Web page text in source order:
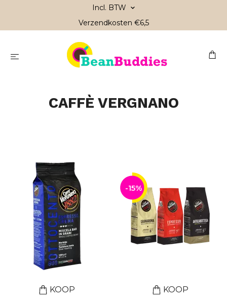
Incl. BTW
Verzendkosten €6,5
CAFFÈ VERGNANO
KOOP
-15%
KOOP